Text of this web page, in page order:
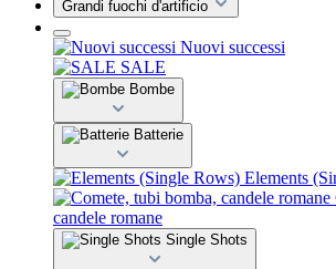
Grandi fuochi d'artificio
Nuovi successi
SALE
Bombe
Batterie
Elements
candele romane
Single Shots